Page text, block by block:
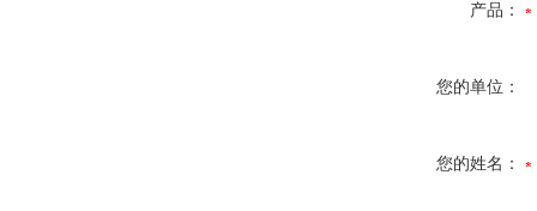
产品：
您的单位：
您的姓名：